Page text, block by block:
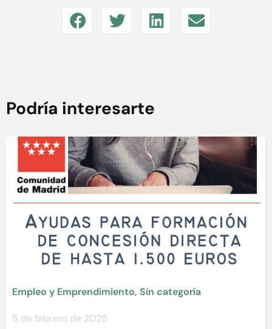
Podría interesarte
Empleo y Emprendimiento, Sin categoría
5 de febrero de 2026